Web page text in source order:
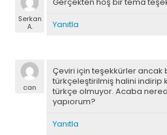
Serkan
A.
Yanıtla
can
Çeviri için teşekkürler ancak
türkçeleştirilmiş halini indirip
türkçe olmuyor. Acaba
yapıorum?
Yanıtla